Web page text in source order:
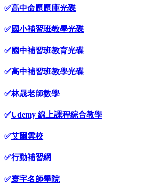
✅高中命題題庫光碟
✅國小補習班教學光碟
✅國中補習班教育光碟
✅高中補習班教學光碟
✅林晟老師數學
✅Udemy 線上課程綜合教學
✅艾爾雲校
✅行動補習網
✅寰宇名師學院